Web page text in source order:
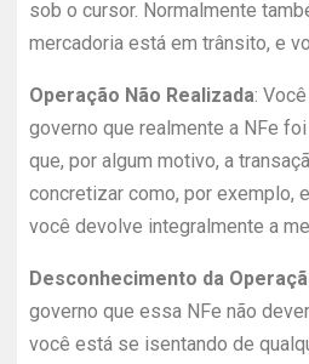
sob o cursor. Normalmente
mercadoria está em trânsito, e
Operação Não Realizada:
governo que realmente a NFe
que, por algum motivo, a
concretizar como, por exemplo,
você devolve integralmente a
Desconhecimento da
governo que essa NFe não
você está se isentando de